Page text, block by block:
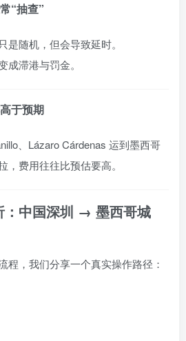
“抽查”
是随机，但会导致延时。
滞港与罚金。
于预期
、Lázaro Cárdenas 运到墨西哥
费用往往比预估要高。
：中国深圳 → 墨西哥城
程，我们分享一个真实操作路径：